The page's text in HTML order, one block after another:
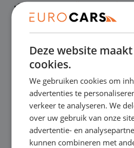
✔
Online kopen, niet
Financial lease –
Gratis thuisbezorgd bij
Onze showrooms
Deze website
cookies.
We gebruiken cookies om
advertenties te
verkeer te analyseren. We
over uw gebruik van onze
advertentie- en
kunnen combineren met